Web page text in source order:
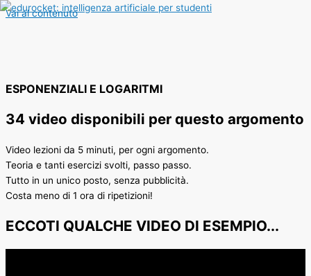
Vai al contenuto
ESPONENZIALI E LOGARITMI
34 video disponibili per questo argomento
Video lezioni da 5 minuti, per ogni argomento.
Teoria e tanti esercizi svolti, passo passo.
Tutto in un unico posto, senza pubblicità.
Costa meno di 1 ora di ripetizioni!
ECCOTI QUALCHE VIDEO DI ESEMPIO...